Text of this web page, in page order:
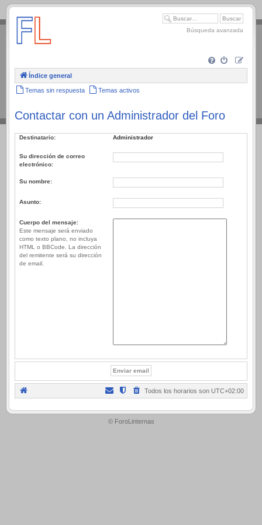
.
Búsqueda avanzada
Índice general
Temas sin respuesta Temas activos
Contactar con un Administrador del Foro
Destinatario: Administrador
Su dirección de correo
electrónico:
Su nombre:
Asunto:
Cuerpo del mensaje:
Este mensaje será enviado
como texto plano, no incluya
HTML o BBCode. La dirección
del remitente será su dirección
de email.
Todos los horarios son UTC+02:00
.
© ForoLinternas